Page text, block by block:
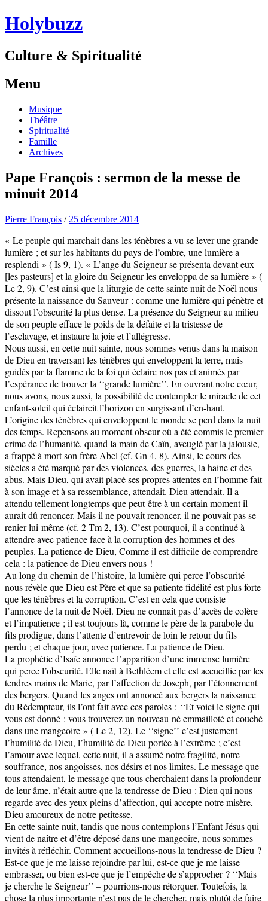
Holybuzz
Culture & Spiritualité
Menu
Aller
contenu
Musique
Théâtre
Spiritualité
Famille
Archives
Pape François : sermon de la messe de
minuit 2014
Pierre François / 25 décembre 2014
« Le peuple qui marchait dans les ténèbres a vu se lever une grande
lumière ; et sur les habitants du pays de l’ombre, une lumière a
resplendi » ( Is 9, 1). « L’ange du Seigneur se présenta devant eux
[les pasteurs] et la gloire du Seigneur les enveloppa de sa lumière » (
Lc 2, 9). C’est ainsi que la liturgie de cette sainte nuit de Noël nous
présente la naissance du Sauveur : comme une lumière qui pénètre et
dissout l’obscurité la plus dense. La présence du Seigneur au milieu
de son peuple efface le poids de la défaite et la tristesse de
l’esclavage, et instaure la joie et l’allégresse.
Nous aussi, en cette nuit sainte, nous sommes venus dans la maison
de Dieu en traversant les ténèbres qui enveloppent la terre, mais
guidés par la flamme de la foi qui éclaire nos pas et animés par
l’espérance de trouver la ‘‘grande lumière’’. En ouvrant notre cœur,
nous avons, nous aussi, la possibilité de contempler le miracle de cet
enfant-soleil qui éclaircit l’horizon en surgissant d’en-haut.
L’origine des ténèbres qui enveloppent le monde se perd dans la nuit
des temps. Repensons au moment obscur où a été commis le premier
crime de l’humanité, quand la main de Caïn, aveuglé par la jalousie,
a frappé à mort son frère Abel (cf. Gn 4, 8). Ainsi, le cours des
siècles a été marqué par des violences, des guerres, la haine et des
abus. Mais Dieu, qui avait placé ses propres attentes en l’homme fait
à son image et à sa ressemblance, attendait. Dieu attendait. Il a
attendu tellement longtemps que peut-être à un certain moment il
aurait dû renoncer. Mais il ne pouvait renoncer, il ne pouvait pas se
renier lui-même (cf. 2 Tm 2, 13). C’est pourquoi, il a continué à
attendre avec patience face à la corruption des hommes et des
peuples. La patience de Dieu, Comme il est difficile de comprendre
cela : la patience de Dieu envers nous !
Au long du chemin de l’histoire, la lumière qui perce l’obscurité
nous révèle que Dieu est Père et que sa patiente fidélité est plus forte
que les ténèbres et la corruption. C’est en cela que consiste
l’annonce de la nuit de Noël. Dieu ne connaît pas d’accès de colère
et l’impatience ; il est toujours là, comme le père de la parabole du
fils prodigue, dans l’attente d’entrevoir de loin le retour du fils
perdu ; et chaque jour, avec patience. La patience de Dieu.
La prophétie d’Isaïe annonce l’apparition d’une immense lumière
qui perce l’obscurité. Elle naît à Bethléem et elle est accueillie par les
tendres mains de Marie, par l’affection de Joseph, par l’étonnement
des bergers. Quand les anges ont annoncé aux bergers la naissance
du Rédempteur, ils l’ont fait avec ces paroles : ‘‘Et voici le signe qui
vous est donné : vous trouverez un nouveau-né emmailloté et couché
dans une mangeoire » ( Lc 2, 12). Le ‘‘signe’’ c’est justement
l’humilité de Dieu, l’humilité de Dieu portée à l’extrême ; c’est
l’amour avec lequel, cette nuit, il a assumé notre fragilité, notre
souffrance, nos angoisses, nos désirs et nos limites. Le message que
tous attendaient, le message que tous cherchaient dans la profondeur
de leur âme, n’était autre que la tendresse de Dieu : Dieu qui nous
regarde avec des yeux pleins d’affection, qui accepte notre misère,
Dieu amoureux de notre petitesse.
En cette sainte nuit, tandis que nous contemplons l’Enfant Jésus qui
vient de naître et d’être déposé dans une mangeoire, nous sommes
invités à réfléchir. Comment accueillons-nous la tendresse de Dieu ?
Est-ce que je me laisse rejoindre par lui, est-ce que je me laisse
embrasser, ou bien est-ce que je l’empêche de s’approcher ? ‘‘Mais
je cherche le Seigneur’’ – pourrions-nous rétorquer. Toutefois, la
chose la plus importante n’est pas de le chercher, mais plutôt de faire